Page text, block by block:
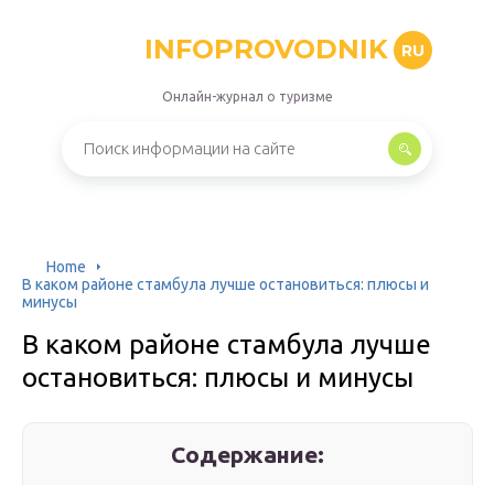
INFOPROVODNIK RU
Онлайн-журнал о туризме
Home
В каком районе стамбула лучше остановиться: плюсы и
минусы
В каком районе стамбула лучше
остановиться: плюсы и минусы
Содержание: